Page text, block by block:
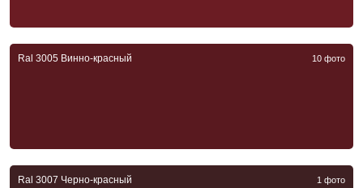
Ral 3005 Винно-красный 10 фото
Ral 3007 Черно-красный 1 фото